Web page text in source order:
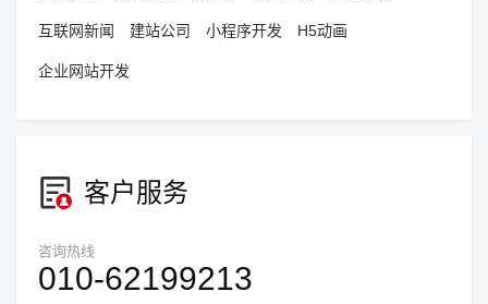
互联网新闻 建站公司 小程序开发 H5动画
企业网站开发
客户服务
咨询热线
010-62199213